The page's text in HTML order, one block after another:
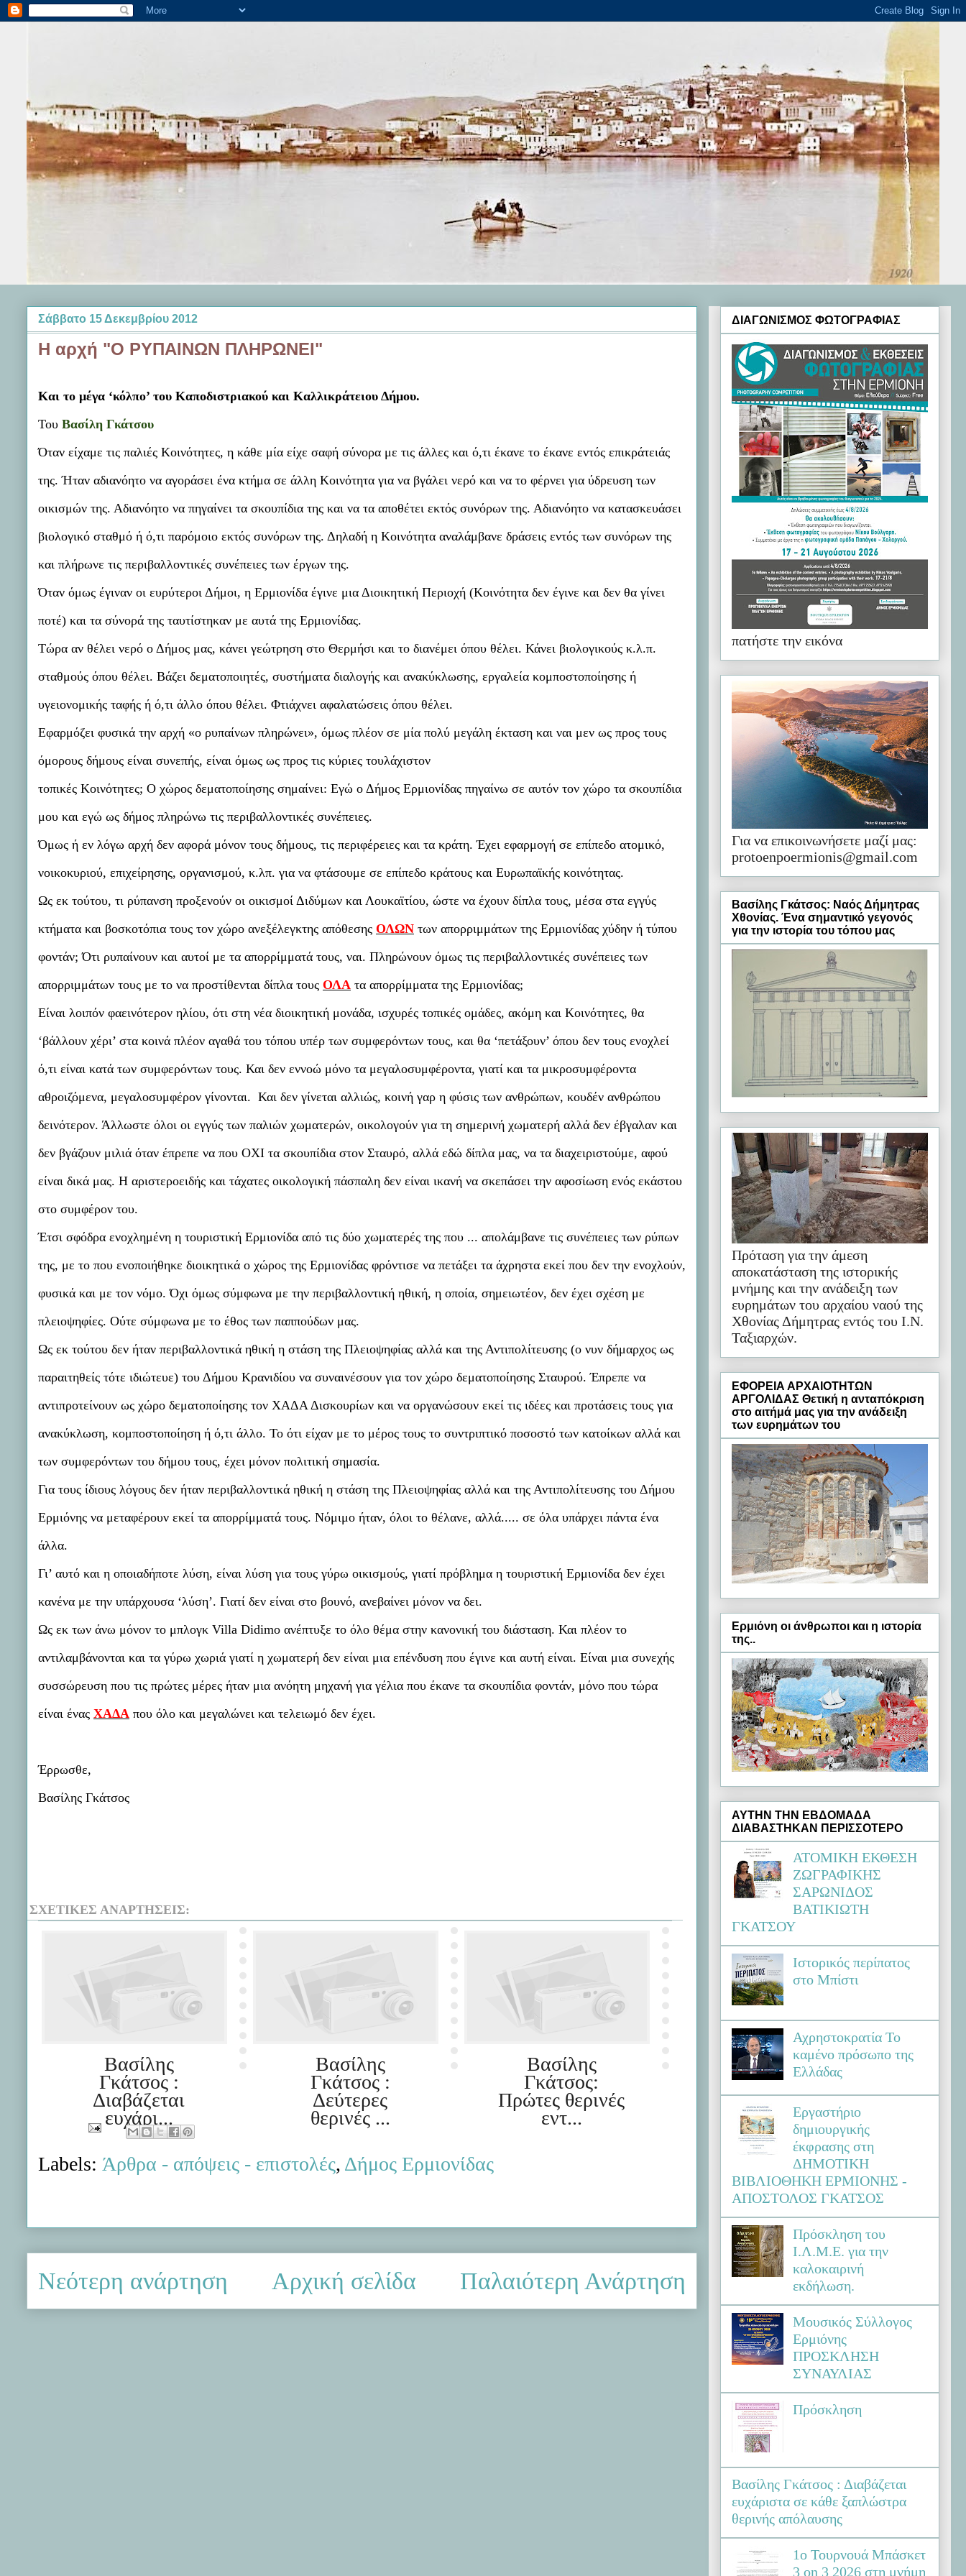
Σάββατο 15 Δεκεμβρίου 2012
Η αρχή "Ο ΡΥΠΑΙΝΩΝ ΠΛΗΡΩΝΕΙ"
Και το μέγα ‘κόλπο’ του Καποδιστριακού και Καλλικράτειου Δήμου.
Του Βασίλη Γκάτσου
Όταν είχαμε τις παλιές Κοινότητες, η κάθε μία είχε σαφή σύνορα με τις άλλες και ό,τι έκανε το έκανε εντός επικράτειάς
της. Ήταν αδιανόητο να αγοράσει ένα κτήμα σε άλλη Κοινότητα για να βγάλει νερό και να το φέρνει για ύδρευση των
οικισμών της. Αδιανόητο να πηγαίνει τα σκουπίδια της και να τα αποθέτει εκτός συνόρων της. Αδιανόητο να κατασκευάσει
βιολογικό σταθμό ή ό,τι παρόμοιο εκτός συνόρων της. Δηλαδή η Κοινότητα αναλάμβανε δράσεις εντός των συνόρων της
και πλήρωνε τις περιβαλλοντικές συνέπειες των έργων της.
Όταν όμως έγιναν οι ευρύτεροι Δήμοι, η Ερμιονίδα έγινε μια Διοικητική Περιοχή (Κοινότητα δεν έγινε και δεν θα γίνει
ποτέ) και τα σύνορά της ταυτίστηκαν με αυτά της Ερμιονίδας.
Τώρα αν θέλει νερό ο Δήμος μας, κάνει γεώτρηση στο Θερμήσι και το διανέμει όπου θέλει. Κάνει βιολογικούς κ.λ.π.
σταθμούς όπου θέλει. Βάζει δεματοποιητές, συστήματα διαλογής και ανακύκλωσης, εργαλεία κομποστοποίησης ή
υγειονομικής ταφής ή ό,τι άλλο όπου θέλει. Φτιάχνει αφαλατώσεις όπου θέλει.
Εφαρμόζει φυσικά την αρχή «ο ρυπαίνων πληρώνει», όμως πλέον σε μία πολύ μεγάλη έκταση και ναι μεν ως προς τους
όμορους δήμους είναι συνεπής, είναι όμως ως προς τις κύριες τουλάχιστον
τοπικές Κοινότητες; Ο χώρος δεματοποίησης σημαίνει: Εγώ ο Δήμος Ερμιονίδας πηγαίνω σε αυτόν τον χώρο τα σκουπίδια
μου και εγώ ως δήμος πληρώνω τις περιβαλλοντικές συνέπειες.
Όμως ή εν λόγω αρχή δεν αφορά μόνον τους δήμους, τις περιφέρειες και τα κράτη. Έχει εφαρμογή σε επίπεδο ατομικό,
νοικοκυριού, επιχείρησης, οργανισμού, κ.λπ. για να φτάσουμε σε επίπεδο κράτους και Ευρωπαϊκής κοινότητας.
Ως εκ τούτου, τι ρύπανση προξενούν οι οικισμοί Διδύμων και Λουκαϊτίου, ώστε να έχουν δίπλα τους, μέσα στα εγγύς
κτήματα και βοσκοτόπια τους τον χώρο ανεξέλεγκτης απόθεσης ΟΛΩΝ των απορριμμάτων της Ερμιονίδας χύδην ή τύπου
φοντάν; Ότι ρυπαίνουν και αυτοί με τα απορρίμματά τους, ναι. Πληρώνουν όμως τις περιβαλλοντικές συνέπειες των
απορριμμάτων τους με το να προστίθενται δίπλα τους ΟΛΑ τα απορρίμματα της Ερμιονίδας;
Είναι λοιπόν φαεινότερον ηλίου, ότι στη νέα διοικητική μονάδα, ισχυρές τοπικές ομάδες, ακόμη και Κοινότητες, θα
‘βάλλουν χέρι’ στα κοινά πλέον αγαθά του τόπου υπέρ των συμφερόντων τους, και θα ‘πετάξουν’ όπου δεν τους ενοχλεί
ό,τι είναι κατά των συμφερόντων τους. Και δεν εννοώ μόνο τα μεγαλοσυμφέροντα, γιατί και τα μικροσυμφέροντα
αθροιζόμενα, μεγαλοσυμφέρον γίνονται. Και δεν γίνεται αλλιώς, κοινή γαρ η φύσις των ανθρώπων, κουδέν ανθρώπου
δεινότερον. Άλλωστε όλοι οι εγγύς των παλιών χωματερών, οικολογούν για τη σημερινή χωματερή αλλά δεν έβγαλαν και
δεν βγάζουν μιλιά όταν έπρεπε να που ΟΧΙ τα σκουπίδια στον Σταυρό, αλλά εδώ δίπλα μας, να τα διαχειριστούμε, αφού
είναι δικά μας. Η αριστεροειδής και τάχατες οικολογική πάσπαλη δεν είναι ικανή να σκεπάσει την αφοσίωση ενός εκάστου
στο συμφέρον του.
Έτσι σφόδρα ενοχλημένη η τουριστική Ερμιονίδα από τις δύο χωματερές της που ... απολάμβανε τις συνέπειες των ρύπων
της, με το που ενοποιήθηκε διοικητικά ο χώρος της Ερμιονίδας φρόντισε να πετάξει τα άχρηστα εκεί που δεν την ενοχλούν,
φυσικά και με τον νόμο. Όχι όμως σύμφωνα με την περιβαλλοντική ηθική, η οποία, σημειωτέον, δεν έχει σχέση με
πλειοψηφίες. Ούτε σύμφωνα με το έθος των παππούδων μας.
Ως εκ τούτου δεν ήταν περιβαλλοντικά ηθική η στάση της Πλειοψηφίας αλλά και της Αντιπολίτευσης (ο νυν δήμαρχος ως
παραιτηθείς τότε ιδιώτευε) του Δήμου Κρανιδίου να συναινέσουν για τον χώρο δεματοποίησης Σταυρού. Έπρεπε να
αντιπροτείνουν ως χώρο δεματοποίησης τον ΧΑΔΑ Δισκουρίων και να οργανώσουν εκεί τις ιδέες και προτάσεις τους για
ανακύκλωση, κομποστοποίηση ή ό,τι άλλο. Το ότι είχαν με το μέρος τους το συντριπτικό ποσοστό των κατοίκων αλλά και
των συμφερόντων του δήμου τους, έχει μόνον πολιτική σημασία.
Για τους ίδιους λόγους δεν ήταν περιβαλλοντικά ηθική η στάση της Πλειοψηφίας αλλά και της Αντιπολίτευσης του Δήμου
Ερμιόνης να μεταφέρουν εκεί τα απορρίμματά τους. Νόμιμο ήταν, όλοι το θέλανε, αλλά..... σε όλα υπάρχει πάντα ένα
άλλα.
Γι’ αυτό και η οποιαδήποτε λύση, είναι λύση για τους γύρω οικισμούς, γιατί πρόβλημα η τουριστική Ερμιονίδα δεν έχει
κανένα με την υπάρχουσα ‘λύση’. Γιατί δεν είναι στο βουνό, ανεβαίνει μόνον να δει.
Ως εκ των άνω μόνον το μπλογκ Villa Didimo ανέπτυξε το όλο θέμα στην κανονική του διάσταση. Και πλέον το
αντιλαμβάνονται και τα γύρω χωριά γιατί η χωματερή δεν είναι μια επένδυση που έγινε και αυτή είναι. Είναι μια συνεχής
συσσώρευση που τις πρώτες μέρες ήταν μια ανόητη μηχανή για γέλια που έκανε τα σκουπίδια φοντάν, μόνο που τώρα
είναι ένας ΧΑΔΑ που όλο και μεγαλώνει και τελειωμό δεν έχει.
Έρρωσθε,
Βασίλης Γκάτσος
ΣΧΕΤΙΚΈΣ ΑΝΑΡΤΉΣΕΙΣ:
Βασίλης
Γκάτσος :
Διαβάζεται
ευχάρι...
Βασίλης
Γκάτσος :
Δεύτερες
θερινές ...
Βασίλης
Γκάτσος:
Πρώτες θερινές
εντ...
Labels: Άρθρα - απόψεις - επιστολές, Δήμος Ερμιονίδας
Νεότερη ανάρτηση Παλαιότερη Ανάρτηση
Αρχική σελίδα
ΔΙΑΓΩΝΙΣΜΟΣ ΦΩΤΟΓΡΑΦΙΑΣ
πατήστε την εικόνα
Για να επικοινωνήσετε μαζί μας:
protoenpoermionis@gmail.com
Βασίλης Γκάτσος: Ναός Δήμητρας
Χθονίας. Ένα σημαντικό γεγονός
για την ιστορία του τόπου μας
Πρόταση για την άμεση
αποκατάσταση της ιστορικής
μνήμης και την ανάδειξη των
ευρημάτων του αρχαίου ναού της
Χθονίας Δήμητρας εντός του Ι.Ν.
Ταξιαρχών.
ΕΦΟΡΕΙΑ ΑΡΧΑΙΟΤΗΤΩΝ
ΑΡΓΟΛΙΔΑΣ Θετική η ανταπόκριση
στο αιτήμά μας για την ανάδειξη
των ευρημάτων του
Ερμιόνη oι άνθρωποι και η ιστορία
της..
ΑΥΤΗΝ ΤΗΝ ΕΒΔΟΜΑΔΑ
ΔΙΑΒΑΣΤΗΚΑΝ ΠΕΡΙΣΣΟΤΕΡΟ
ΑΤΟΜΙΚΗ ΕΚΘΕΣΗ
ΖΩΓΡΑΦΙΚΗΣ
ΣΑΡΩΝΙΔΟΣ
ΒΑΤΙΚΙΩΤΗ
ΓΚΑΤΣΟΥ
Ιστορικός περίπατος
στο Μπίστι
Αχρηστοκρατία Το
καμένο πρόσωπο της
Ελλάδας
Εργαστήριο
δημιουργικής
έκφρασης στη
ΔΗΜΟΤΙΚΗ
ΒΙΒΛΙΟΘΗΚΗ ΕΡΜΙΟΝΗΣ -
ΑΠΟΣΤΟΛΟΣ ΓΚΑΤΣΟΣ
Πρόσκληση του
Ι.Λ.Μ.Ε. για την
καλοκαιρινή
εκδήλωση.
Μουσικός Σύλλογος
Ερμιόνης
ΠΡΟΣΚΛΗΣΗ
ΣΥΝΑΥΛΙΑΣ
Πρόσκληση
Βασίλης Γκάτσος : Διαβάζεται
ευχάριστα σε κάθε ξαπλώστρα
θερινής απόλαυσης
1ο Τουρνουά Μπάσκετ
3 on 3 2026 στη μνήμη